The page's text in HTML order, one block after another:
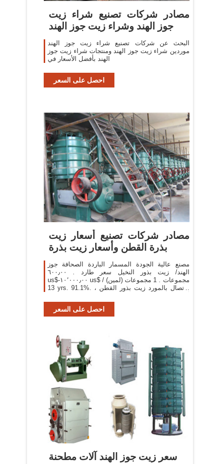
مصادر شركات تصنيع شراء زيت
جوز الهند وشراء زيت جوز الهند
البحث عن شركات تصنيع شراء زيت جوز الهند
موردين شراء زيت جوز الهند ومنتجات شراء زيت جوز
الهند بأفضل الأسعار في
احصل على السعر
مصادر شركات تصنيع أسعار زيت
بذرة القطن وأسعار زيت بذرة
مصنع عالية الجودة المسمار الباردة الصحافة جوز
الهند/ زيت بذور النخيل سعر طارد . ٦٠٠٫٠٠
us$-١٠٬٠٠٠٫٠٠ us$ / مجموعات . 1 مجموعات (لمين)
13 yrs. 91.1%. الاتصال بالمورد زيت بذور القطن ،
مترية
احصل على السعر
سعر زيت جوز الهند آلات مطحنة